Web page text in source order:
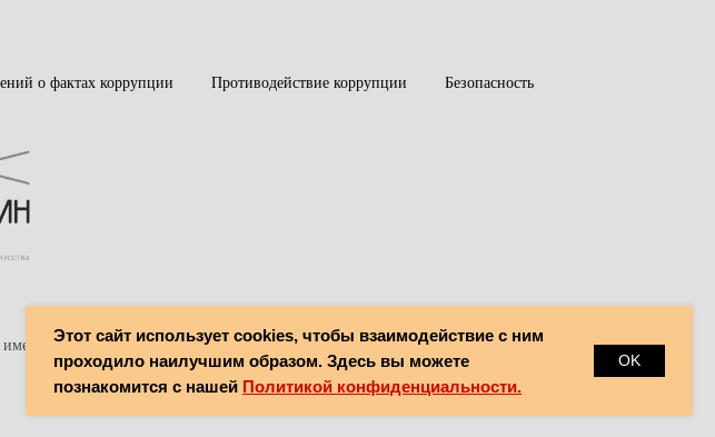
о фактах коррупции Противодействие коррупции Безопасность
Сергея Курёхина
Этот сайт использует cookies, чтобы взаимодействие с ним
проходило наилучшим образом. Здесь вы можете
познакомится с нашей Политикой конфиденциальности.
OK